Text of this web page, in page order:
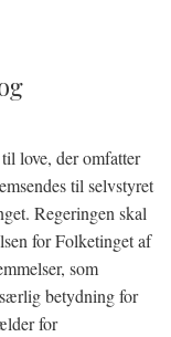
love, der omfatter
til selvstyret
Regeringen skal
for Folketinget af
som
betydning for
for